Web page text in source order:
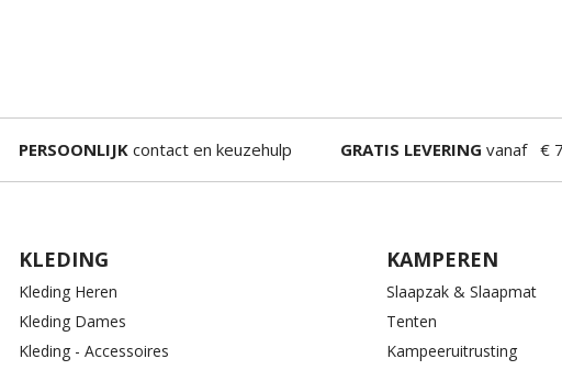
PERSOONLIJK contact en keuzehulp GRATIS LEVERING vanaf €
KLEDING
Kleding Heren
Kleding Dames
Kleding - Accessoires
KAMPEREN
Slaapzak & Slaapmat
Tenten
Kampeeruitrusting